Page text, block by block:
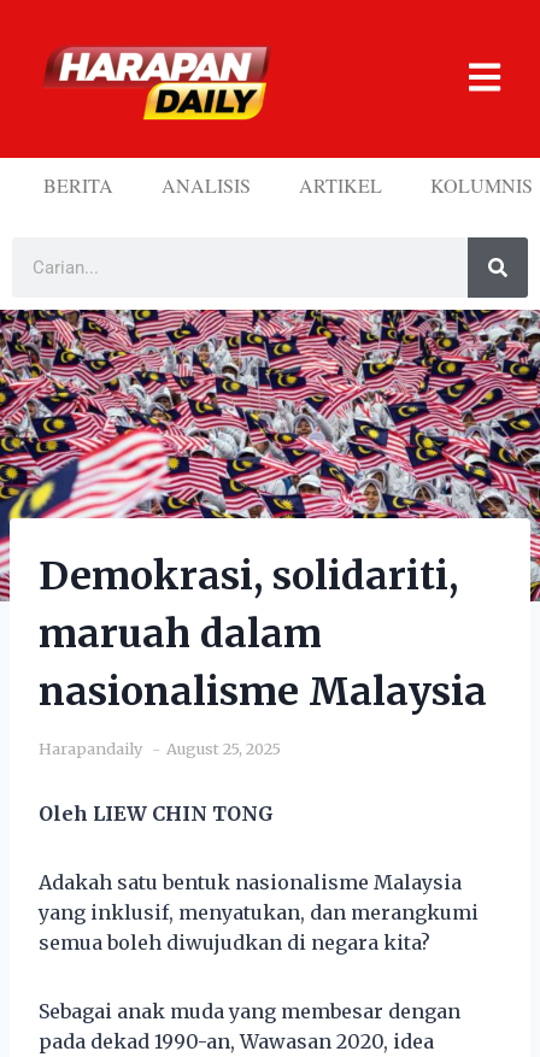
BERITA ANALISIS ARTIKEL KOLUMNIS
Demokrasi, solidariti,
maruah dalam
nasionalisme Malaysia
Harapandaily August 25, 2025
Oleh LIEW CHIN TONG
Adakah satu bentuk nasionalisme Malaysia
yang inklusif, menyatukan, dan merangkumi
semua boleh diwujudkan di negara kita?
Sebagai anak muda yang membesar dengan
pada dekad 1990-an, Wawasan 2020, idea